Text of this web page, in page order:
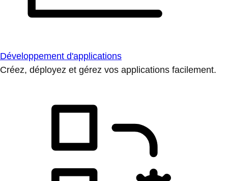
Développement d'applications
Créez, déployez et gérez vos applications facilement.